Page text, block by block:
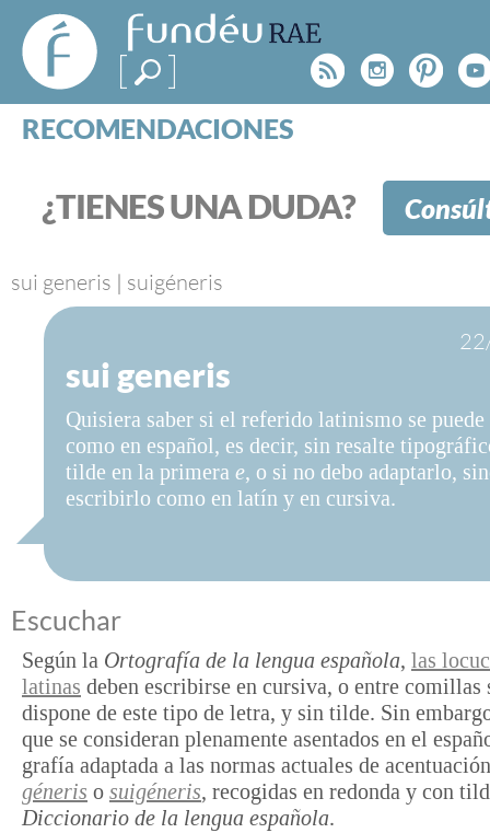
FundéuRAE
- Fundación
del Español
Urgente
Rss
RECOMENDACIONES
CATEGORÍAS
ESPECIALES
BLOG
NOTICIAS
SOBRE LA FUNDÉURAE
FundéuRAE es una fundación patrocinada por la
y la Real Academia Española, cuyo objetivo es
el buen uso del español en los medios de
Internet.
¿TIENES UNA DUDA?
sui generis | suigéneris
sui generis
Quisiera saber si el referido latinismo se
como en español, es decir, sin resalte
tilde en la primera e, o si no debo adaptarlo,
escribirlo como en latín y en cursiva.
Escuchar
Según la Ortografía de la lengua española, las
latinas deben escribirse en cursiva, o entre comillas
dispone de este tipo de letra, y sin tilde. Sin
que se consideran plenamente asentados en el
grafía adaptada a las normas actuales de
géneris o suigéneris, recogidas en redonda y con
Diccionario de la lengua española.